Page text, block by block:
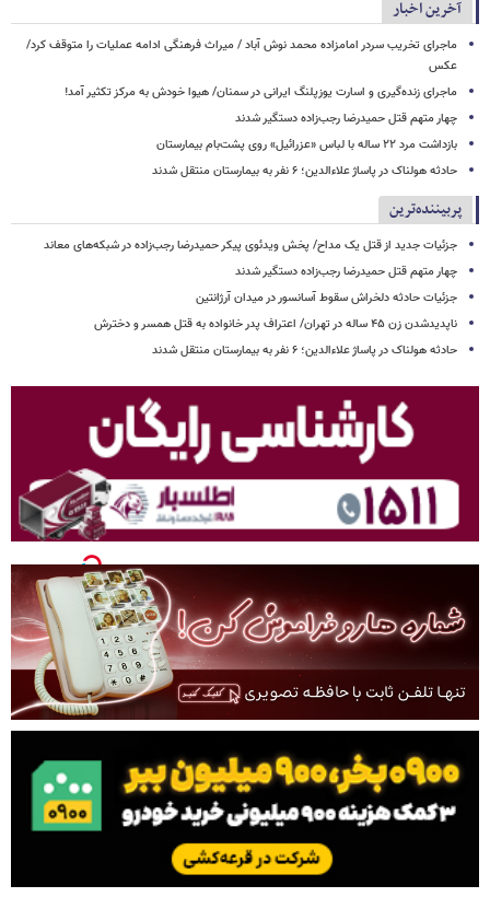
آخرین اخبار
ماجرای تخریب سردر امامزاده محمد نوش ‌آباد / میراث فرهنگی ادامه عملیات را متوقف کرد/
عکس
ماجرای زنده‌گیری و اسارت یوزپلنگ ایرانی در سمنان/ هیوا خودش به مرکز تکثیر آمد!
چهار متهم قتل حمیدرضا رجب‌زاده دستگیر شدند
بازداشت مرد ۲۲ ساله با لباس «عزرائیل» روی پشت‌بام بیمارستان
حادثه هولناک در پاساژ علاءالدین؛ ۶ نفر به بیمارستان منتقل شدند
پربیننده‌ترین
جزئیات جدید از قتل یک مداح/ پخش ویدئوی پیکر حمیدرضا رجب‌زاده در شبکه‌های معاند
چهار متهم قتل حمیدرضا رجب‌زاده دستگیر شدند
جزئیات حادثه دلخراش سقوط آسانسور در میدان آرژانتین
ناپدیدشدن زن ۴۵ ساله در تهران/ اعتراف پدر خانواده به قتل همسر و دخترش
حادثه هولناک در پاساژ علاءالدین؛ ۶ نفر به بیمارستان منتقل شدند